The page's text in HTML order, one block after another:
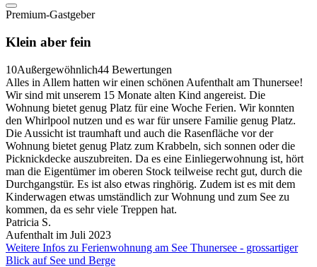
Premium-Gastgeber
Klein aber fein
10Außergewöhnlich44 Bewertungen
Alles in Allem hatten wir einen schönen Aufenthalt am Thunersee!
Wir sind mit unserem 15 Monate alten Kind angereist. Die
Wohnung bietet genug Platz für eine Woche Ferien. Wir konnten
den Whirlpool nutzen und es war für unsere Familie genug Platz.
Die Aussicht ist traumhaft und auch die Rasenfläche vor der
Wohnung bietet genug Platz zum Krabbeln, sich sonnen oder die
Picknickdecke auszubreiten. Da es eine Einliegerwohnung ist, hört
man die Eigentümer im oberen Stock teilweise recht gut, durch die
Durchgangstür. Es ist also etwas ringhörig. Zudem ist es mit dem
Kinderwagen etwas umständlich zur Wohnung und zum See zu
kommen, da es sehr viele Treppen hat.
Patricia S.
Aufenthalt im Juli 2023
Weitere Infos zu Ferienwohnung am See Thunersee - grossartiger
Blick auf See und Berge